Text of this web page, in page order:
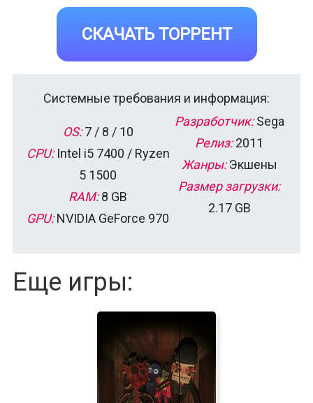
СКАЧАТЬ ТОРРЕНТ
Системные требования и информация:
OS:7 / 8 / 10
CPU:Intel i5 7400 / Ryzen
5 1500
RAM:8 GB
GPU:NVIDIA GeForce 970
Разработчик:Sega
Релиз:2011
Жанры:Экшены
Размер загрузки:
2.17 GB
Еще игры: